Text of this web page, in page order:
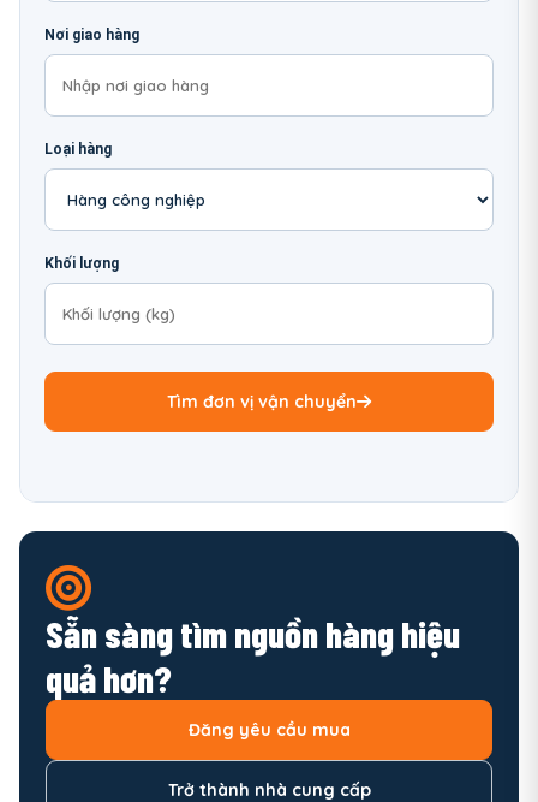
Nơi giao hàng
Loại hàng
Khối lượng
Tìm đơn vị vận chuyển
Sẵn sàng tìm nguồn hàng hiệu
quả hơn?
Đăng yêu cầu mua
Trở thành nhà cung cấp